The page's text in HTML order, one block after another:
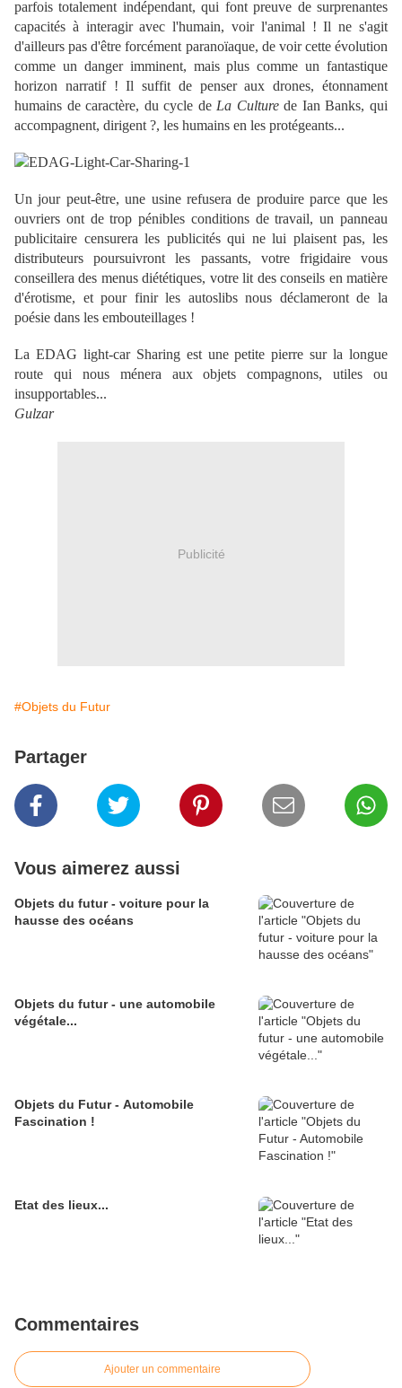
parfois totalement indépendant, qui font preuve de surprenantes
capacités à interagir avec l'humain, voir l'animal ! Il ne s'agit
d'ailleurs pas d'être forcément paranoïaque, de voir cette évolution
comme un danger imminent, mais plus comme un fantastique
horizon narratif ! Il suffit de penser aux drones, étonnament
humains de caractère, du cycle de La Culturede Ian Banks, qui
accompagnent, dirigent ?, les humains en les protégeants...
Un jour peut-être, une usine refusera de produire parce que les
ouvriers ont de trop pénibles conditions de travail, un panneau
publicitaire censurera les publicités qui ne lui plaisent pas, les
distributeurs poursuivront les passants, votre frigidaire vous
conseillera des menus diététiques, votre lit des conseils en matière
d'érotisme, et pour finir les autoslibs nous déclameront de la
poésie dans les embouteillages !
La EDAG light-car Sharing est une petite pierre sur la longue
route qui nous ménera aux objets compagnons, utiles ou
insupportables...
Gulzar
Publicité
#Objets du Futur
Partager
Vous aimerez aussi
Objets du futur - voiture pour la
hausse des océans
Objets du futur - une automobile
végétale...
Objets du Futur - Automobile
Fascination !
Etat des lieux...
Commentaires
Ajouter un commentaire